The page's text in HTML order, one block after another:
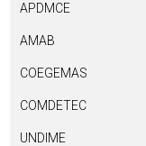
APDMCE
AMAB
COEGEMAS
COMDETEC
UNDIME